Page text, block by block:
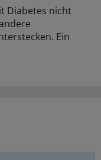
Diabetes nicht
Ein